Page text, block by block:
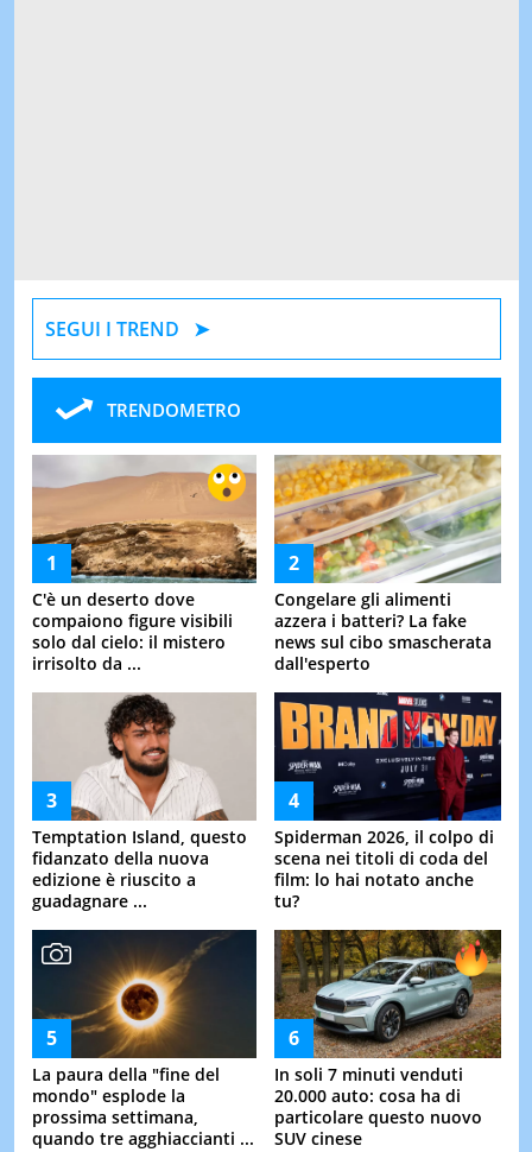
SEGUI I TREND
TRENDOMETRO
C'è un deserto dove
compaiono figure visibili
solo dal cielo: il mistero
irrisolto da ...
Congelare gli alimenti
azzera i batteri? La fake
news sul cibo smascherata
dall'esperto
Temptation Island, questo
fidanzato della nuova
edizione è riuscito a
guadagnare ...
Spiderman 2026, il colpo di
scena nei titoli di coda del
film: lo hai notato anche
tu?
La paura della "fine del
mondo" esplode la
prossima settimana,
quando tre agghiaccianti ...
In soli 7 minuti venduti
20.000 auto: cosa ha di
particolare questo nuovo
SUV cinese